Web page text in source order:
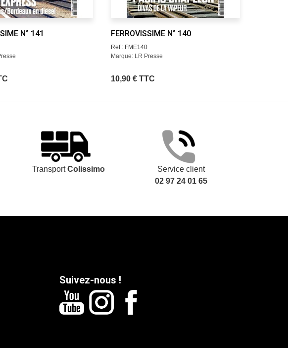
N° 141 FERROVISSIME N° 140
Ref : FME140
Marque: LR Presse
10,90 € TTC
TransportColissimo
Service client
02 97 24 01 65
Suivez-nous !